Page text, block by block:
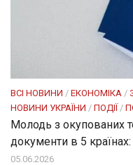
ВСІ НОВИНИ / ЕКОНОМІКА /
НОВИНИ УКРАЇНИ / ПОДІЇ /
Молодь з окупованих
документи в 5
05.06.2026